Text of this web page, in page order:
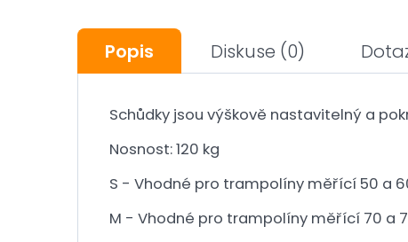
Popis Diskuse (0)
Schůdky jsou výškově nastavitelný a
Nosnost: 120 kg
S - Vhodné pro trampolíny měřící 50 a
M - Vhodné pro trampolíny měřící 70 a